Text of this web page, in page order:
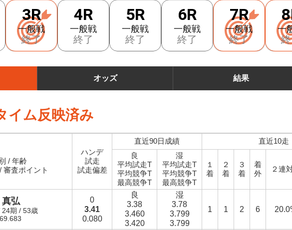
3R
一般戦
終了
4R
一般戦
終了
5R
一般戦
終了
6R
一般戦
終了
7R
一般戦
終了
一
オッズ 結果
イム反映済み
/ 年齢
審査ポイント
ハンデ
試走
試走偏差
直近90日成績 直近10走
良
平均試走T
平均競争T
最高競争T
湿
平均試走T
平均競争T
最高競争T
１
着
２
着
３
着
着
外
２連
弘
期 / 53歳
0
3.41
0.080
良
3.38
3.460
3.420
湿
3.78
3.799
3.799
1 1 2 6